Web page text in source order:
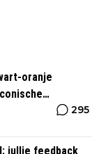
oranje
295
jullie feedback